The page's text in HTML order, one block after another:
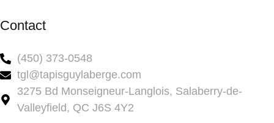
Contact
(450) 373-0548
tgl@tapisguylaberge.com
3275 Bd Monseigneur-Langlois, Salaberry-de-
Valleyfield, QC J6S 4Y2